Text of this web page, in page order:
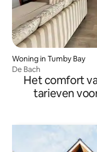
Woning in Tumby Bay
De Bach
Het comfort
tarieven